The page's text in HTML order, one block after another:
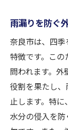
雨漏りを防ぐ
奈良市は、四
特徴です。こ
問われます。
役割を果たし
止します。特
水分の侵入を